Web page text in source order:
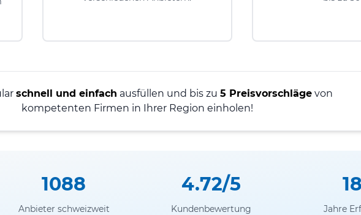
schnell und einfach ausfüllen und bis zu 5 Preisvorschläge von
kompetenten Firmen in Ihrer Region einholen!
1088
Anbieter schweizweit
4.72/5
Kundenbewertung Jahre